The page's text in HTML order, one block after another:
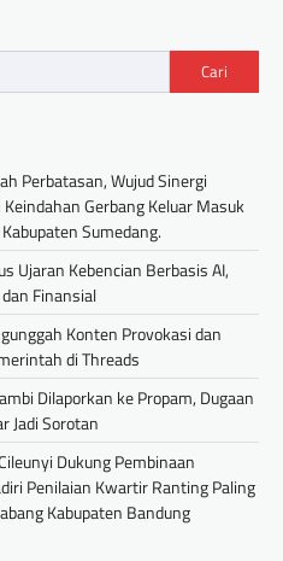
Cari
Perbatasan, Wujud Sinergi
Gerbang Keluar Masuk
Sumedang.
Ujaran Kebencian Berbasis AI,
Finansial
Konten Provokasi dan
di Threads
Dilaporkan ke Propam, Dugaan
Jadi Sorotan
Dukung Pembinaan
Penilaian Kwartir Ranting Paling
Kabupaten Bandung